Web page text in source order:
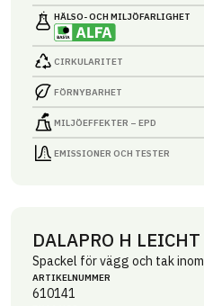
HÄLSO- OCH MILJÖ­FARLIGHET
CIRKULARITET
FÖRNYBARHET
MILJÖEFFEKTER – EPD
EMISSIONER OCH TESTER
DALAPRO H
Spackel för vägg och tak
ARTIKEL­NUMMER
610141